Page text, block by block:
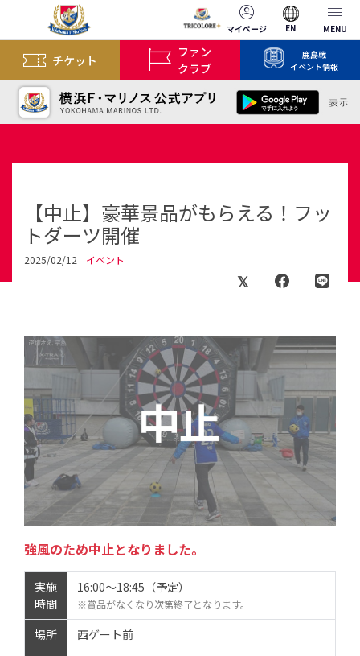
マイページ EN MENU
チケット
ファン
クラブ
鹿島戦
イベント情報
【中止】豪華景品がもらえる！フッ
トダーツ開催
2025/02/12 イベント
強風のため中止となりました。
実施
時間
16:00～18:45（予定）
※賞品がなくなり次第終了となります。
場所 西ゲート前